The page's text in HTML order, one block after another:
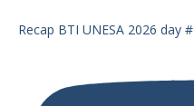
Recap BTI UNESA 2026 day